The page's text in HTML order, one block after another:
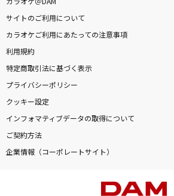
自宅でカラオケ歌い放題！
カラオケ＠DAM
サイトのご利用について
カラオケご利用にあたっての注意事項
利用規約
特定商取引法に基づく表示
プライバシーポリシー
クッキー設定
インフォマティブデータの取得について
ご契約方法
企業情報（コーポレートサイト）